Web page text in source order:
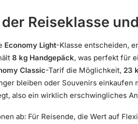
Reiseklasse
Economy Light-Klasse entscheiden,
8 kg Handgepäck, was perfekt für
Classic-Tarif die Möglichkeit, 23
bleiben oder Souvenirs einkaufen
also ein wirklich erschwingliches
ab: Für Reisende, die Wert auf